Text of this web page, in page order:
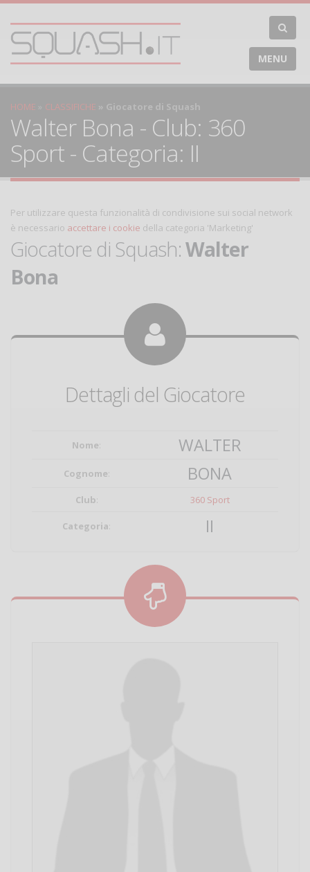
MENU
HOME CLASSIFICHE Giocatore di Squash
Walter Bona - Club: 360
Sport - Categoria: II
Per utilizzare questa funzionalità di condivisione sui social network
è necessario accettare i cookie della categoria 'Marketing'
Giocatore di Squash:Walter
Bona
Dettagli del Giocatore
Nome: WALTER
Cognome: BONA
Club: 360 Sport
Categoria: II